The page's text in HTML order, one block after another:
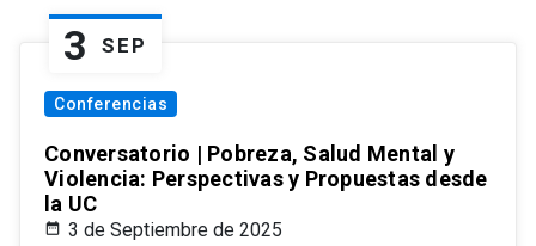
3 SEP
Conferencias
Conversatorio | Pobreza, Salud Mental y
Violencia: Perspectivas y Propuestas desde
la UC
3 de Septiembre de 2025